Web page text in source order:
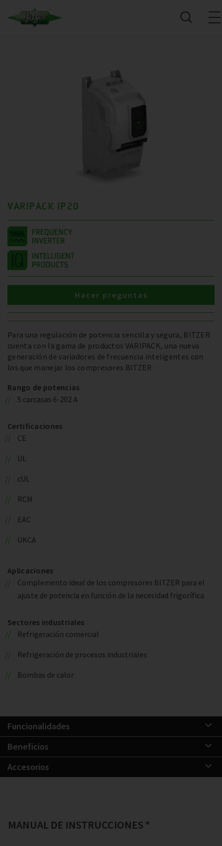
VARIPACK IP20
Para una regulación de potencia sencilla y segura, BITZER
cuenta con la gama de productos VARIPACK, una nueva
generación de variadores de frecuencia inteligentes con
los que manejar los compresores BITZER.
Rango de potencias
5 carcasas 6-202 A
Certificaciones
CE
UL
cUL
RCM
EAC
UKCA
Aplicaciones
Complemento ideal de los compresores BITZER para el
ajuste de potencia en función de la necesidad frigorífica
Sectores industriales
Refrigeración comercial
Refrigeración de procesos industriales
Bombas de calor
Hacer preguntas
Funcionalidades
Beneficios
Accesorios
MANUAL DE INSTRUCCIONES *